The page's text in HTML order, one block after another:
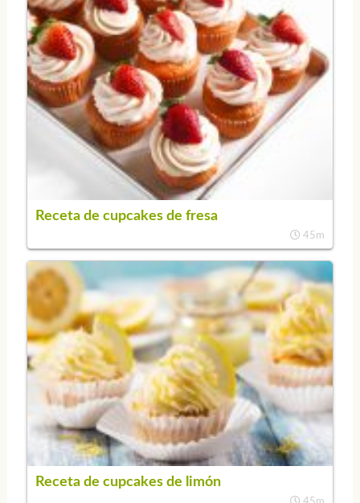
Receta de cupcakes de fresa
45m
Receta de cupcakes de limón